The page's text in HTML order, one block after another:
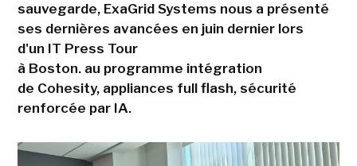
sauvegarde, ExaGrid Systems nous a présenté
ses dernières avancées en juin dernier lors
d'un IT Press Tour
à Boston. au programme intégration
de Cohesity, appliances full flash, sécurité
renforcée par IA.